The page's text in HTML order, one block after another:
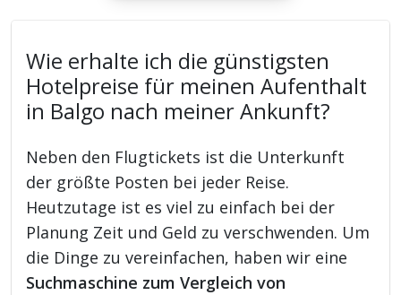
Wie erhalte ich die günstigsten
Hotelpreise für meinen Aufenthalt
in Balgo nach meiner Ankunft?
Neben den Flugtickets ist die Unterkunft
der größte Posten bei jeder Reise.
Heutzutage ist es viel zu einfach bei der
Planung Zeit und Geld zu verschwenden. Um
die Dinge zu vereinfachen, haben wir eine
Suchmaschine zum Vergleich von